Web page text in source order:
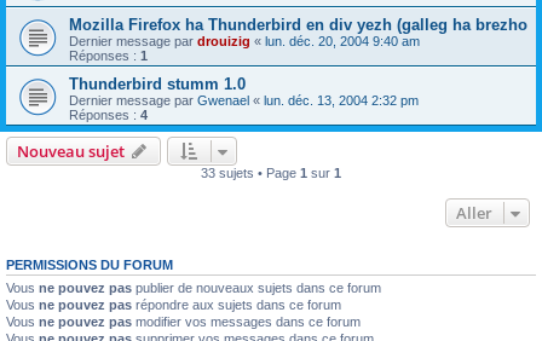
Mozilla Firefox ha Thunderbird en div yezh (galleg ha brezho
Dernier message par drouizig « lun. déc. 20, 2004 9:40 am
Réponses : 1
Thunderbird stumm 1.0
Dernier message par Gwenael « lun. déc. 13, 2004 2:32 pm
Réponses : 4
Nouveau sujet
33 sujets • Page 1 sur 1
Aller
PERMISSIONS DU FORUM
Vous ne pouvez pas publier de nouveaux sujets dans ce forum
Vous ne pouvez pas répondre aux sujets dans ce forum
Vous ne pouvez pas modifier vos messages dans ce forum